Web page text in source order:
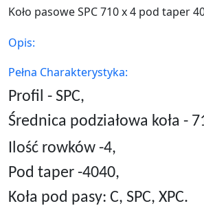
Koło pasowe SPC 710 x 4 pod taper
Opis:
Pełna Charakterystyka:
Profil - SPC,
Średnica podziałowa koła -
Ilość rowków -4,
Pod taper -4040,
Koła pod pasy: C, SPC, XPC.